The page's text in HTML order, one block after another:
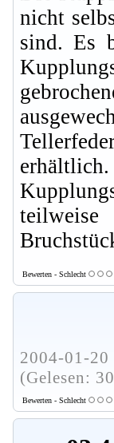
nicht
sind. Es
Bewerten - Schlecht
2004-01-
(Gelesen:
Bewerten - Schlecht